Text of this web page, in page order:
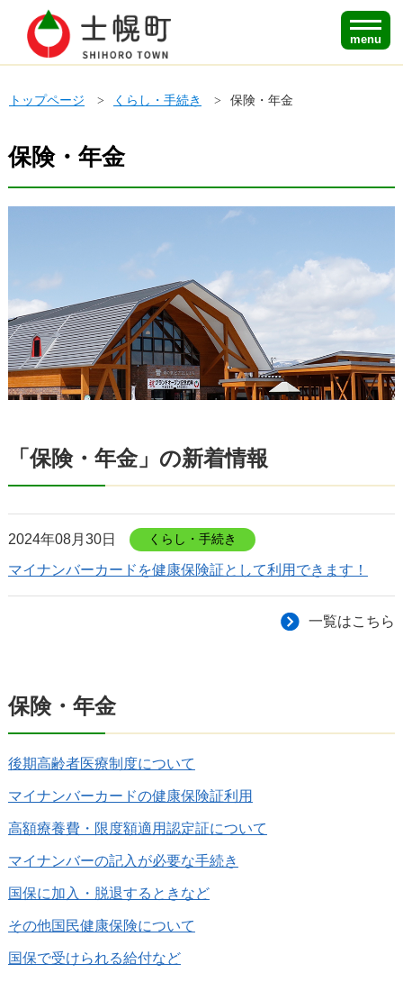
menu
トップページ くらし・手続き 保険・年金
保険・年金
「保険・年金」の新着情報
2024年08月30日 くらし・手続き
マイナンバーカードを健康保険証として利用できます！
一覧はこちら
保険・年金
後期高齢者医療制度について
マイナンバーカードの健康保険証利用
高額療養費・限度額適用認定証について
マイナンバーの記入が必要な手続き
国保に加入・脱退するときなど
その他国民健康保険について
国保で受けられる給付など